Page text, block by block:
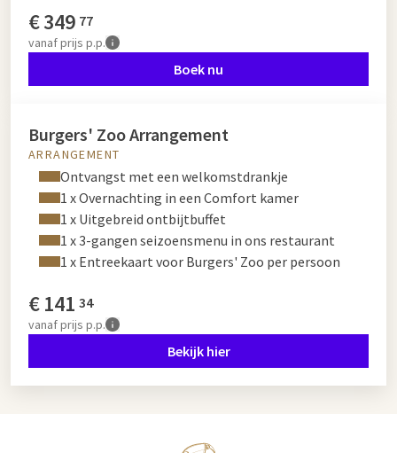
€349 77
vanafprijs p.p.
Boek nu
Burgers' Zoo Arrangement
ARRANGEMENT
Ontvangst met een welkomstdrankje
1 x Overnachting in een Comfort kamer
1 x Uitgebreid ontbijtbuffet
1 x 3-gangen seizoensmenu in ons restaurant
1 x Entreekaart voor Burgers' Zoo per persoon
€141 34
vanafprijs p.p.
Bekijk hier